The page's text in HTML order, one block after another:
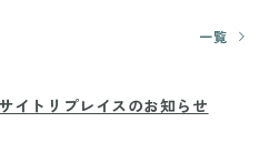
一覧
イトリプレイスのお知らせ